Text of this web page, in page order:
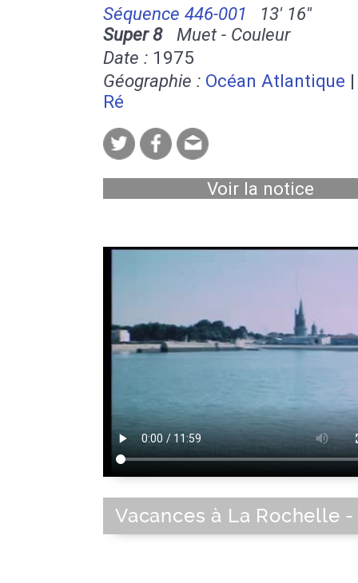
Séquence 446-001
13' 16''
Super 8Muet - Couleur
Date : 1975
Géographie : Océan Atlantique
Ré
Voir la notice
Vacances à La Rochelle -